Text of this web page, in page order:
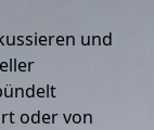
und
oder von